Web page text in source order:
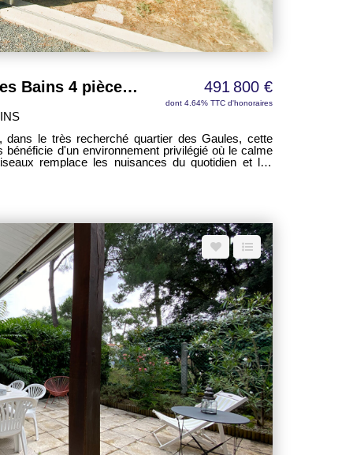
Maison Saint Trojan Les Bains 4 pièces 107 m² 491 800 €
dont 4.64% TTC d'honoraires
dans le très recherché quartier des Gaules, cette
d'un environnement privilégié où le calme
remplace les nuisances du quotidien et les
de l'art de vivre oléronais. Édifiée sur une
maison récemment rénovée développe une surface
excellent état général, elle allie confort moderne et
d'une
50 m² réunissant séjour, salle à manger et cuisine
ambiance chaleureuse en toute saison. Une entrée,
ainsi qu'une salle d'eau complètent ce niveau. À
de 12,40 m² et 10,30 m² ainsi que deux
m² chacun, parfaits pour recevoir famille et amis.
complète l'étage, avec la possibilité d'y créer une
aux arrivées et évacuations déjà présentes. Les
aluminium à double vitrage, un chauffage
en forêt. Son emplacement, à l'abri de toute
de tranquillité qui fait tout le charme de cette
des autorisations administratives en vigueur.
de Saint-Trojan-les-Bains, à la recherche d'un
rythme, respirer l'air des pins et profiter pleinement